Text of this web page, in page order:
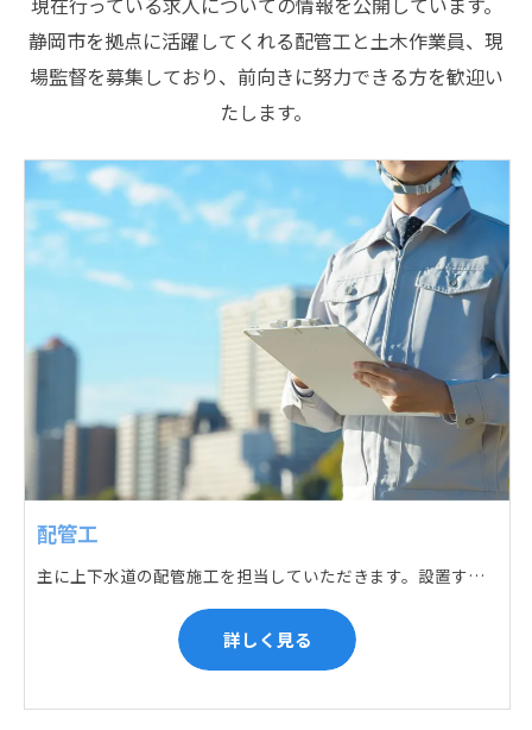
静岡市を拠点に活躍してくれる配管工と土木作業員、現
場監督を募集しており、前向きに努力できる方を歓迎い
たします。
配管工
主に上下水道の配管施工を担当していただきます。設置する場所に応じて配管の形状や流れを工夫する管加工、ねじ切り、管締め、そして管据付作業になり、5人以上のチームで動くことが多いです。
詳しく見る